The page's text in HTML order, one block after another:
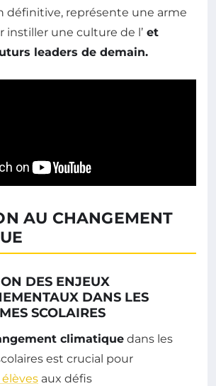
définitive, représente une arme
instiller une culture de l’ et
leaders de demain.
AU CHANGEMENT
DES ENJEUX
DANS LES
SCOLAIRES
climatique dans les
est crucial pour
aux défis